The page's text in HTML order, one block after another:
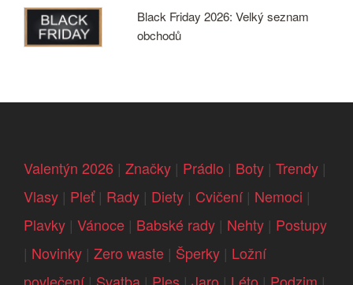
Black Friday 2026: Velký seznam
obchodů
Valentýn 2026 | Značky | Prádlo | Boty | Trendy |
Vlasy | Pleť| Rady | Diety | Cvičení| Nemoci |
Plavky | Vánoce | Babské rady | Nehty | Postupy
| Novinky | Zero waste | Šperky | Ložní
povlečení| Svatba | Ples | Jaro | Léto | Podzim |